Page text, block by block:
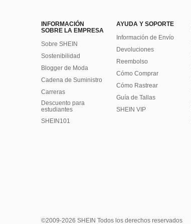
INFORMACIÓN
SOBRE LA EMPRESA
Sobre SHEIN
Sostenibilidad
Blogger de Moda
Cadena de Suministro
Carreras
Descuento para
estudiantes
SHEIN101
AYUDA Y SOPORTE
Información de Envío
Devoluciones
Reembolso
Cómo Comprar
Cómo Rastrear
Guía de Tallas
SHEIN VIP
©2009-2026 SHEIN Todos los derechos reservados